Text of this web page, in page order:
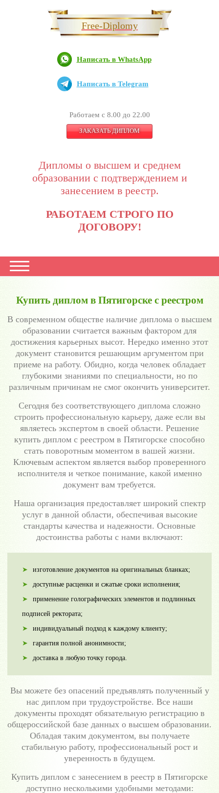
Free-Diplomy
Написать в WhatsApp
Написать в Telegram
Работаем с 8.00 до 22.00
ЗАКАЗАТЬ ДИПЛОМ
Дипломы о высшем и среднем
образовании с подтверждением и
занесением в реестр.
РАБОТАЕМ СТРОГО ПО
ДОГОВОРУ!
Купить диплом в Пятигорске с реестром
В современном обществе наличие диплома о высшем
образовании считается важным фактором для
достижения карьерных высот. Нередко именно этот
документ становится решающим аргументом при
приеме на работу. Обидно, когда человек обладает
глубокими знаниями по специальности, но по
различным причинам не смог окончить университет.
Сегодня без соответствующего диплома сложно
строить профессиональную карьеру, даже если вы
являетесь экспертом в своей области. Решение
купить диплом с реестром в Пятигорске способно
стать поворотным моментом в вашей жизни.
Ключевым аспектом является выбор проверенного
исполнителя и четкое понимание, какой именно
документ вам требуется.
Наша организация предоставляет широкий спектр
услуг в данной области, обеспечивая высокие
стандарты качества и надежности. Основные
достоинства работы с нами включают:
изготовление документов на оригинальных бланках;
доступные расценки и сжатые сроки исполнения;
применение голографических элементов и подлинных
подписей ректората;
индивидуальный подход к каждому клиенту;
гарантия полной анонимности;
доставка в любую точку города.
Вы можете без опасений предъявлять полученный у
нас диплом при трудоустройстве. Все наши
документы проходят обязательную регистрацию в
общероссийской базе данных о высшем образовании.
Обладая таким документом, вы получаете
стабильную работу, профессиональный рост и
уверенность в будущем.
Купить диплом с занесением в реестр в Пятигорске
доступно несколькими удобными методами: